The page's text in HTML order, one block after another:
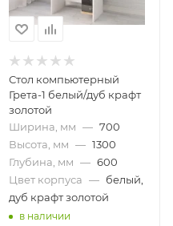
Стол компьютерный
Грета-1 белый/дуб крафт
золотой
Ширина, мм — 700
Высота, мм — 1300
Глубина, мм — 600
Цвет корпуса — белый,
дуб крафт золотой
в наличии